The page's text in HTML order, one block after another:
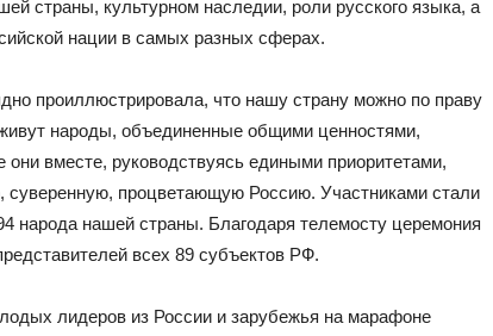
страны, культурном наследии, роли русского языка, а
нации в самых разных сферах.
проиллюстрировала, что нашу страну можно по праву
народы, объединенные общими ценностями,
вместе, руководствуясь едиными приоритетами,
суверенную, процветающую Россию. Участниками стали
народа нашей страны. Благодаря телемосту церемония
всех 89 субъектов РФ.
лидеров из России и зарубежья на марафоне